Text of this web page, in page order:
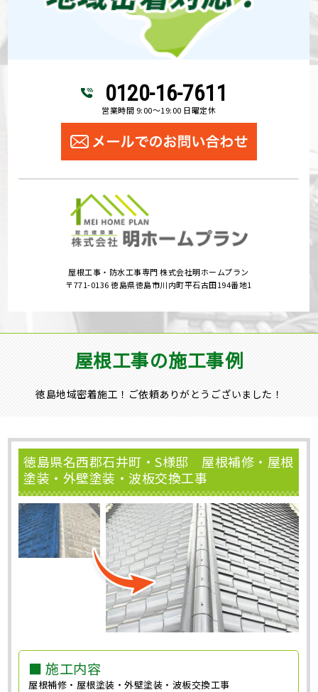
0120-16-7611
営業時間 9:00～19:00 日曜定休
屋根工事・防水工事専門 株式会社明ホームプラン
〒771-0136 徳島県徳島市川内町平石古田194番地1
屋根工事の施工事例
徳島地域密着施工！ご依頼ありがとうございました！
徳島県名西郡石井町・S様邸 屋根補修・屋根
塗装・外壁塗装・波板交換工事
■ 施工内容
屋根補修・屋根塗装・外壁塗装・波板交換工事